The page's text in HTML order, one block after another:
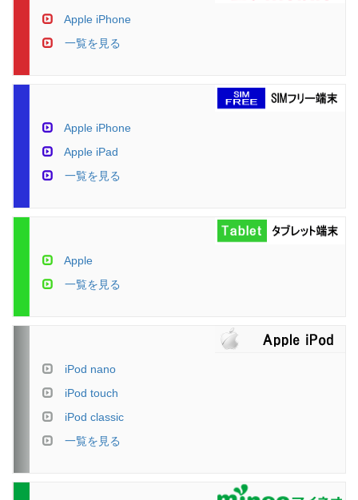
Apple iPhone
一覧を見る
Apple iPhone
Apple iPad
一覧を見る
Apple
一覧を見る
iPod nano
iPod touch
iPod classic
一覧を見る